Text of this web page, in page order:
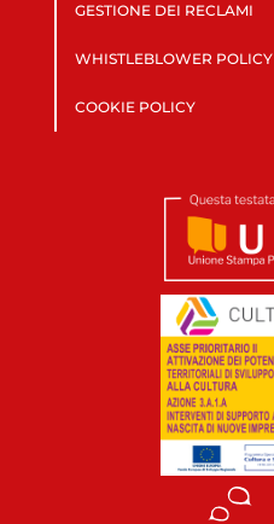
GESTIONE DEI RECLAMI
WHISTLEBLOWER POLICY
COOKIE POLICY